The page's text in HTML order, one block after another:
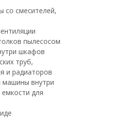
со смесителей,
пылесосом
шкафов
труб,
и радиаторов
внутри
для